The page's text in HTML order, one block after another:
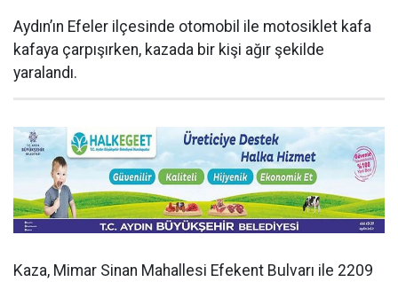
Aydın’ın Efeler ilçesinde otomobil ile motosiklet kafa
kafaya çarpışırken, kazada bir kişi ağır şekilde
yaralandı.
Kaza, Mimar Sinan Mahallesi Efekent Bulvarı ile 2209